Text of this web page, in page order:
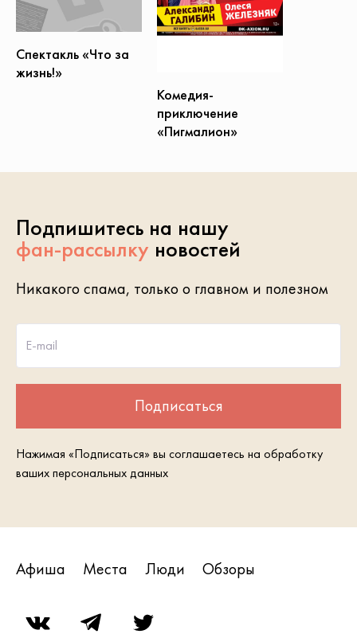
Спектакль «Что за
жизнь!»
Комедия-
приключение
«Пигмалион»
Подпишитесь на нашу
фан-рассылку новостей
Никакого спама, только о главном и полезном
E-mail
Подписаться
Нажимая «Подписаться» вы соглашаетесь на обработку
ваших персональных данных
Афиша Места Люди Обзоры